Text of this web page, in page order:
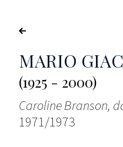
MARIO
(1925 - 2000)
Caroline Branson,
1971/1973